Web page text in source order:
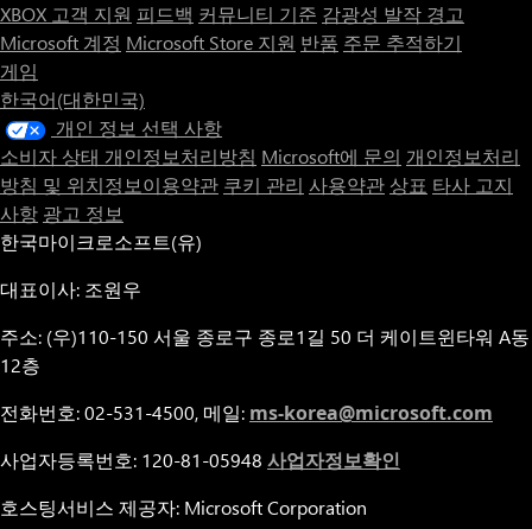
XBOX 고객 지원 피드백 커뮤니티 기준 감광성 발작 경고
Microsoft 계정 Microsoft Store 지원 반품 주문 추적하기
게임
한국어(대한민국)
개인 정보 선택 사항
소비자 상태 개인정보처리방침 Microsoft에 문의 개인정보처리
방침 및 위치정보이용약관 쿠키 관리 사용약관 상표 타사 고지
사항 광고 정보
한국마이크로소프트(유)
대표이사: 조원우
주소: (우)110-150 서울 종로구 종로1길 50 더 케이트윈타워 A동
12층
전화번호: 02-531-4500, 메일: ms-korea@microsoft.com
사업자등록번호: 120-81-05948 사업자정보확인
호스팅서비스 제공자: Microsoft Corporation